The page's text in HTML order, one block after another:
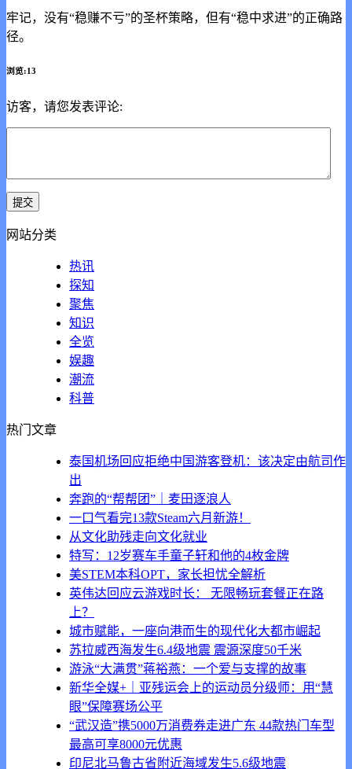
牢记，没有“稳赚不亏”的圣杯策略，但有“稳中求进”的正确路
径。
浏览:13
访客，请您发表评论:
网站分类
热讯
探知
聚焦
知识
全览
娱趣
潮流
科普
热门文章
泰国机场回应拒绝中国游客登机：该决定由航司作
出
奔跑的“帮帮团”｜麦田逐浪人
一口气看完13款Steam六月新游！
从文化助残走向文化就业
特写：12岁赛车手童子轩和他的4枚金牌
美STEM本科OPT，家长担忧全解析
英伟达回应云游戏时长： 无限畅玩套餐正在路
上？
城市赋能，一座向港而生的现代化大都市崛起
苏拉威西海发生6.4级地震 震源深度50千米
游泳“大满贯”蒋裕燕：一个爱与支撑的故事
新华全媒+｜亚残运会上的运动员分级师：用“慧
眼”保障赛场公平
“武汉造”携5000万消费券走进广东 44款热门车型
最高可享8000元优惠
印尼北马鲁古省附近海域发生5.6级地震